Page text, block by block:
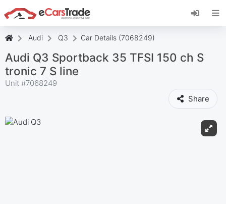
Installez l'application web eCarsTrade, ajoutez-
la à votre écran d'accueil et recevez des mises
Audi Q3 Car Details (7068249)
Audi Q3 Sportback 35 TFSI 150 ch S
tronic 7 S line
Unit #7068249
Share